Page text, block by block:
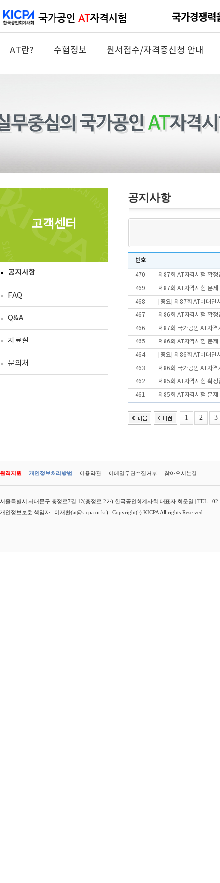
AT란? 수험정보 원서접수/자격증신청 안내
고객센터
공지사항
FAQ
Q&A
자료실
문의처
공지사항
번호
470 제87회 AT자격시험 확정
469 제87회 AT자격시험 문
468 [중요] 제87회 AT비대면
467 제86회 AT자격시험 확정
466 제87회 국가공인 AT자격
465 제86회 AT자격시험 문
464 [중요] 제86회 AT비대면
463 제86회 국가공인 AT자격
462 제85회 AT자격시험 확정
461 제85회 AT자격시험 문
1 2 3
원격지원 개인정보처리방법 이용약관 이메일무단수집거부 찾아오시는길
서울특별시 서대문구 충정로7길 12(충정로 2가) 한국공인회계사회 대표자 최운열 | TEL :
개인정보보호 책임자 : 이재환(at@kicpa.or.kr) : Copyright(c) KICPA All rights Reserved.